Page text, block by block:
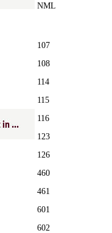
NML
107
108
114
115
116
123
126
460
461
601
602